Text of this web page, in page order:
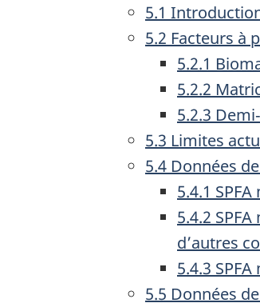
5.1
5.2 Facteurs à
5.2.1
5.2.2
5.2.3
5.3 Limites
5.4 Données
5.4.1
5.4.2
d’autres
5.4.3
5.5 Données